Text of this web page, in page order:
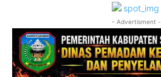
- Advertisment -